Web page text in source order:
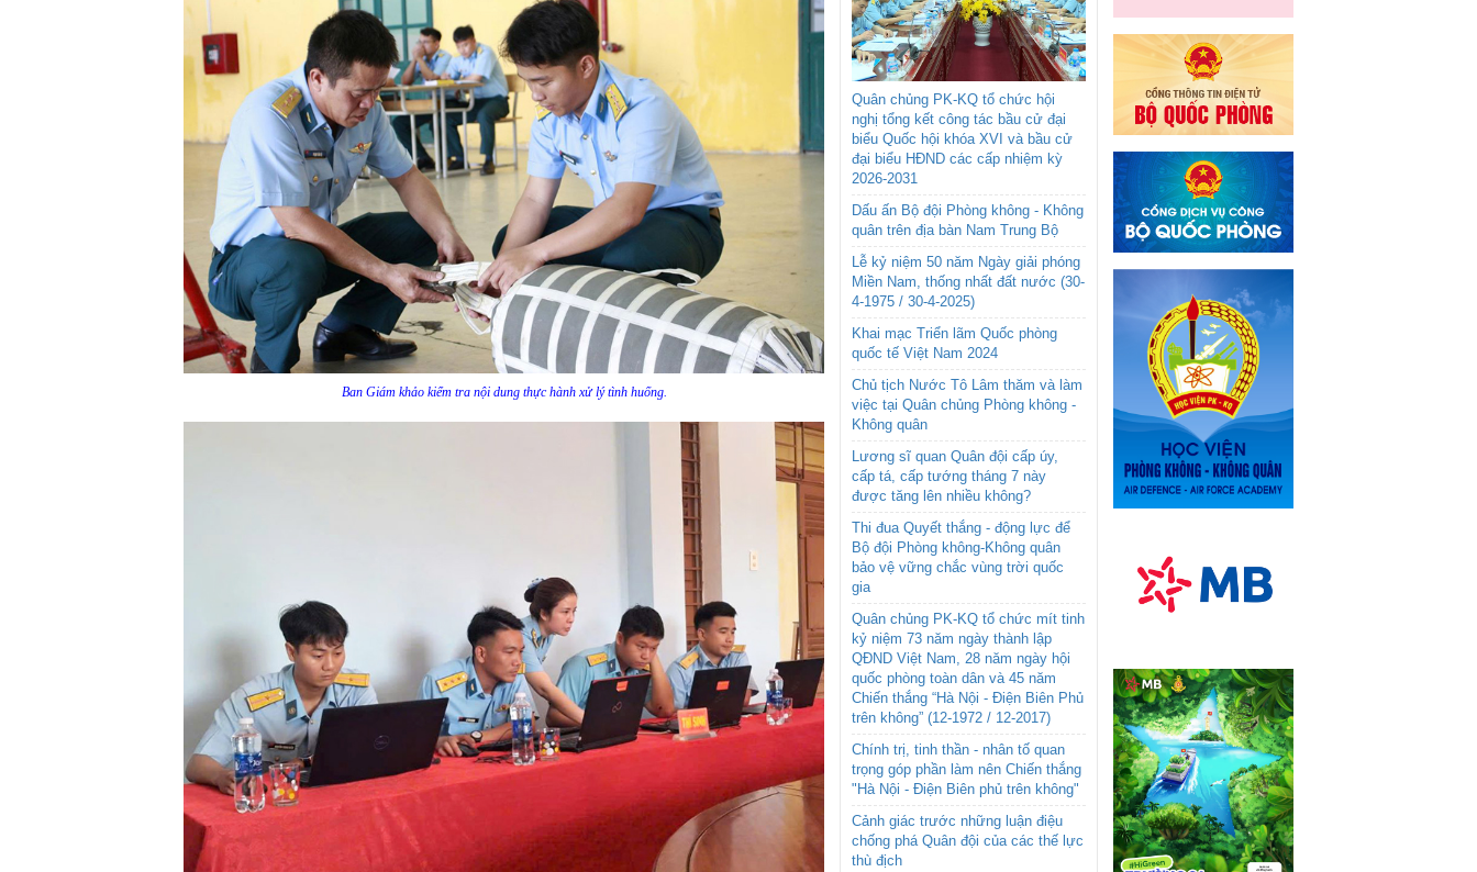
Ban Giám khảo kiểm tra nội dung thực hành xử lý tình huống.
Quân chủng PK-KQ tổ chức hội
nghị tổng kết công tác bầu cử đại
biểu Quốc hội khóa XVI và bầu cử
đại biểu HĐND các cấp nhiệm kỳ
2026-2031
Dấu ấn Bộ đội Phòng không - Không
quân trên địa bàn Nam Trung Bộ
Lễ kỷ niệm 50 năm Ngày giải phóng
Miền Nam, thống nhất đất nước (30-
4-1975 / 30-4-2025)
Khai mạc Triển lãm Quốc phòng
quốc tế Việt Nam 2024
Chủ tịch Nước Tô Lâm thăm và làm
việc tại Quân chủng Phòng không -
Không quân
Lương sĩ quan Quân đội cấp úy,
cấp tá, cấp tướng tháng 7 này
được tăng lên nhiều không?
Thi đua Quyết thắng - động lực để
Bộ đội Phòng không-Không quân
bảo vệ vững chắc vùng trời quốc
gia
Quân chủng PK-KQ tổ chức mít tinh
kỷ niệm 73 năm ngày thành lập
QĐND Việt Nam, 28 năm ngày hội
quốc phòng toàn dân và 45 năm
Chiến thắng “Hà Nội - Điện Biên Phủ
trên không” (12-1972 / 12-2017)
Chính trị, tinh thần - nhân tố quan
trọng góp phần làm nên Chiến thắng
"Hà Nội - Điện Biên phủ trên không"
Cảnh giác trước những luận điệu
chống phá Quân đội của các thế lực
thù địch